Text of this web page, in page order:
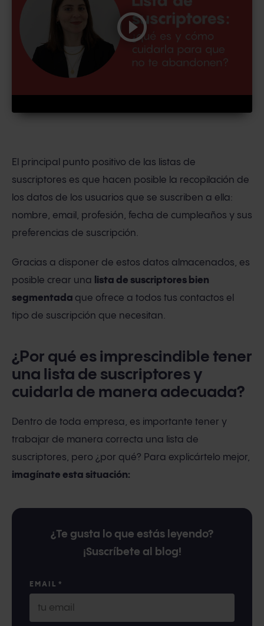
play_circle_outline
El principal punto positivo de las listas de
suscriptores es que hacen posible la recopilación de
los datos de los usuarios que se suscriben a ella:
nombre, email, profesión, fecha de cumpleaños y sus
preferencias de suscripción.
Gracias a disponer de estos datos almacenados, es
posible crear una lista de suscriptores bien
segmentada que ofrece a todos tus contactos el
tipo de suscripción que necesitan.
¿Por qué es imprescindible tener
una lista de suscriptores y
cuidarla de manera adecuada?
Dentro de toda empresa, es importante tener y
trabajar de manera correcta una lista de
suscriptores, pero ¿por qué? Para explicártelo mejor,
imagínate esta situación:
¿Te gusta lo que estás leyendo?
¡Suscríbete al blog!
EMAIL *